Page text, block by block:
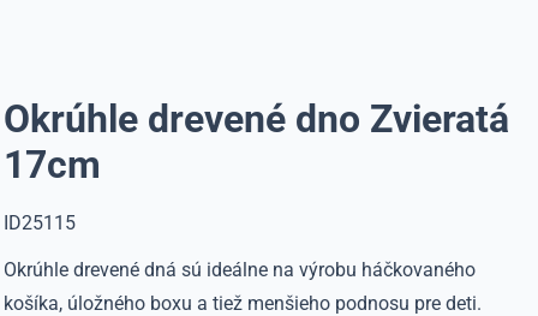
Okrúhle drevené dno Zvieratá
17cm
ID25115
Okrúhle drevené dná sú ideálne na výrobu háčkovaného
košíka, úložného boxu a tiež menšieho podnosu pre deti.